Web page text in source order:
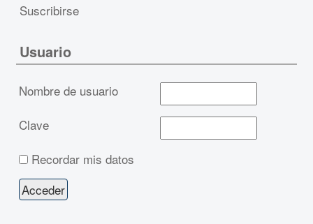
Suscribirse
Usuario
Nombre de usuario
Clave
Recordar mis datos